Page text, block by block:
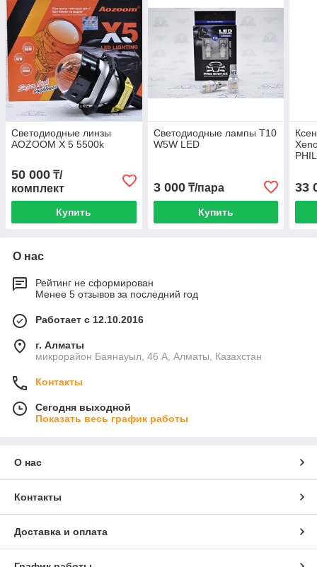
Светодиодные линзы
AOZOOM X 5 5500k
50 000 ₸/
комплект
Купить
Светодиодные лампы T10
W5W LED
3 000₸/пара
Купить
33
О нас
Рейтинг не сформирован
Менее 5 отзывов за последний год
Работает с 12.10.2016
г. Алматы
микрорайон Баянауыл, 46 А, Алматы, Казахстан
Контакты
Сегодня выходной
Показать весь график работы
О нас
Контакты
Доставка и оплата